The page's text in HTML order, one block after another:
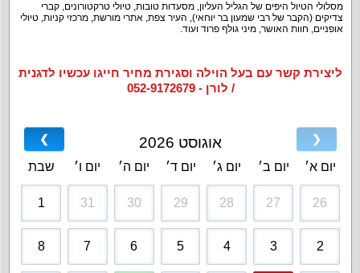
מסלולי הטיול היפים של הגליל העליון, מסעדות טובות, טיולי טרקטורונים, קברי
צדיקים (הקבר של רבי שמעון בר יוחאי), העיר צפת, אתרי מורשת, מרכזי קניות, טיולי
אופניים, חוות האושר, מיני גולף פרוד ועוד.
ליצירת קשר עם בעל הוילה וסגירת מחיר חייגו עכשיו לדגנית
/ לורן - 052-9172679
אוגוסט 2026
יום א׳ יום ב׳ יום ג׳ יום ד׳ יום ה׳ יום ו׳ שבת
26
27
28
29
30
31
1
2
3
4
5
6
7
8
❯ ❮